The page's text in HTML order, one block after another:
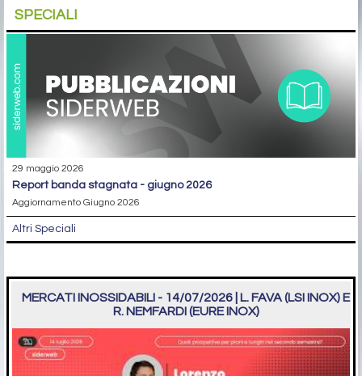
SPECIALI
29 maggio 2026
report banda stagnata - giugno 2026
Aggiornamento Giugno 2026
Altri Speciali
MERCATI INOSSIDABILI - 14/07/2026 | L. FAVA (LSI INOX) E
R. NEMFARDI (EURE INOX)